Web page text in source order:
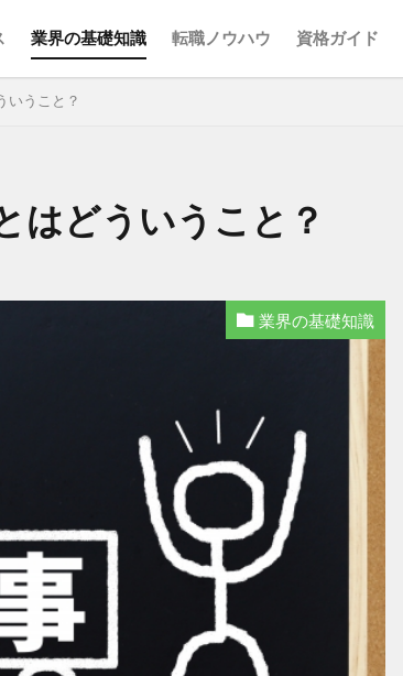
業界の基礎知識 転職ノウハウ 資格ガイド
いうこと？
はどういうこと？
業界の基礎知識
検索